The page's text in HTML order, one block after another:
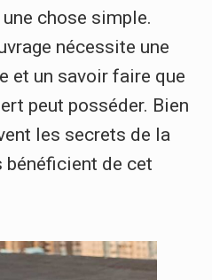
chose simple.
nécessite une
et un savoir faire que
peut posséder. Bien
les secrets de la
bénéficient de cet